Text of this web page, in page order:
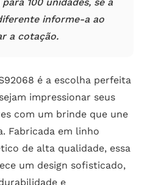
100 unidades, se a
informe-a ao
a cotação.
é a escolha perfeita
impressionar seus
com um brinde que une
Fabricada em linho
de alta qualidade, essa
um design sofisticado,
e